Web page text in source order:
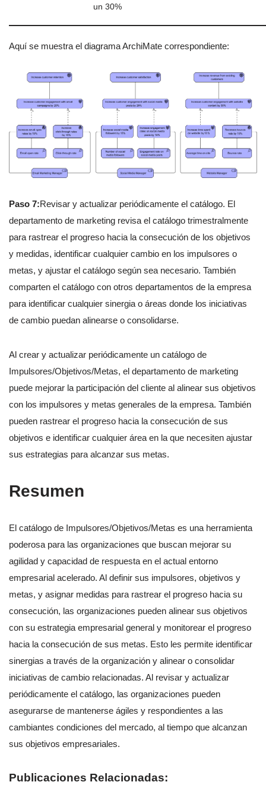
un 30%
Aquí se muestra el diagrama ArchiMate correspondiente:
Paso 7:Revisar y actualizar periódicamente el catálogo. El
departamento de marketing revisa el catálogo trimestralmente
para rastrear el progreso hacia la consecución de los objetivos
y medidas, identificar cualquier cambio en los impulsores o
metas, y ajustar el catálogo según sea necesario. También
comparten el catálogo con otros departamentos de la empresa
para identificar cualquier sinergia o áreas donde los iniciativas
de cambio puedan alinearse o consolidarse.
Al crear y actualizar periódicamente un catálogo de
Impulsores/Objetivos/Metas, el departamento de marketing
puede mejorar la participación del cliente al alinear sus objetivos
con los impulsores y metas generales de la empresa. También
pueden rastrear el progreso hacia la consecución de sus
objetivos e identificar cualquier área en la que necesiten ajustar
sus estrategias para alcanzar sus metas.
Resumen
El catálogo de Impulsores/Objetivos/Metas es una herramienta
poderosa para las organizaciones que buscan mejorar su
agilidad y capacidad de respuesta en el actual entorno
empresarial acelerado. Al definir sus impulsores, objetivos y
metas, y asignar medidas para rastrear el progreso hacia su
consecución, las organizaciones pueden alinear sus objetivos
con su estrategia empresarial general y monitorear el progreso
hacia la consecución de sus metas. Esto les permite identificar
sinergias a través de la organización y alinear o consolidar
iniciativas de cambio relacionadas. Al revisar y actualizar
periódicamente el catálogo, las organizaciones pueden
asegurarse de mantenerse ágiles y respondientes a las
cambiantes condiciones del mercado, al tiempo que alcanzan
sus objetivos empresariales.
Publicaciones Relacionadas: